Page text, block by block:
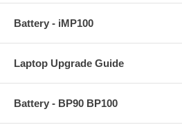
Battery - iMP100
Laptop Upgrade Guide
Battery - BP90 BP100